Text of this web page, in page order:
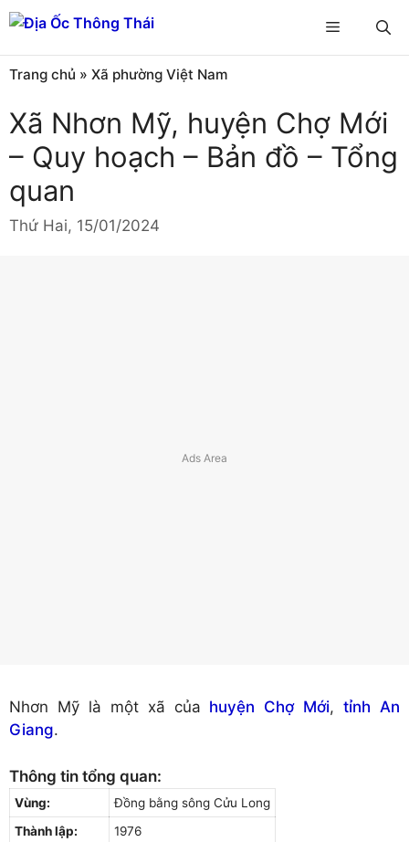
Chuyển
đến
nội
dung
Menu
Trang chủ » Xã phường Việt Nam
Xã Nhơn Mỹ, huyện Chợ Mới
– Quy hoạch – Bản đồ – Tổng
quan
Thứ Hai, 15/01/2024
Nhơn Mỹ là một xã của huyện Chợ Mới,tỉnh An
Giang.
Thông tin tổng quan:
Vùng:
Đồng bằng sông Cửu Long
Thành lập:
1976